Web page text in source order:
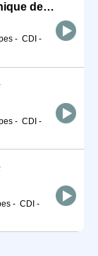
Ingénieur bâtiment en contrôle technique de construction H/F
- CDI -
- CDI -
- CDI -